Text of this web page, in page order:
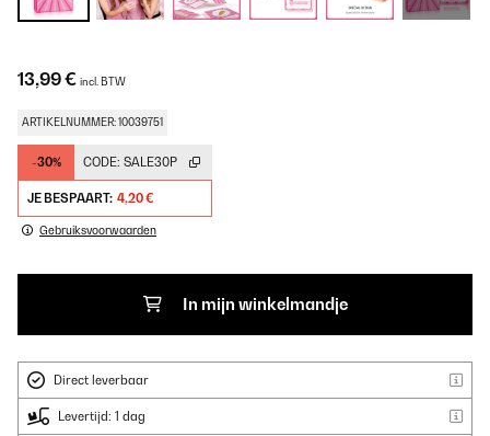
13,99 € incl. BTW
ARTIKELNUMMER: 10039751
-30% CODE: SALE30P
JE BESPAART: 4,20 €
Gebruiksvoorwaarden
In mijn winkelmandje
Direct leverbaar
Levertijd: 1 dag